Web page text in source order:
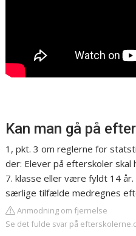
Kan man gå på
1, pkt. 3 om reglerne for
der: Elever på efterskoler
7. klasse eller være fyldt 14
særlige tilfælde medregnes
Anmodning om fjernelse
Se det fulde svar på